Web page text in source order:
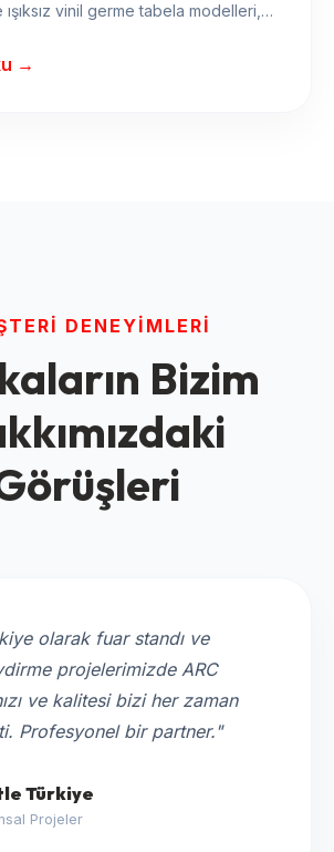
ışıksız vinil germe tabela modelleri,
→
DENEYIMLERI
Bizim
olarak fuar standı ve
projelerimizde ARC
ve kalitesi bizi her zaman
Profesyonel bir partner."
Türkiye
Projeler